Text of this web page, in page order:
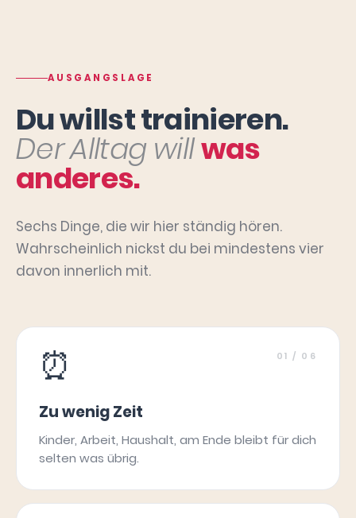
AUSGANGSLAGE
Du willst trainieren.
Der Alltag willwas
anderes.
Sechs Dinge, die wir hier ständig hören.
Wahrscheinlich nickst du bei mindestens vier
davon innerlich mit.
⏰ 01 / 06
Zu wenig Zeit
Kinder, Arbeit, Haushalt, am Ende bleibt für dich
selten was übrig.